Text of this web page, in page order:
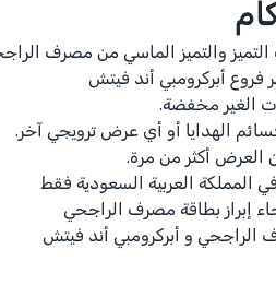
والتميز الماسي من مصرف
فروع أبركرومبي أند فيتش
الغير مخفضة.
الهدايا أو أي عرض ترويجي آخر.
العرض أكثر من مرة.
المملكة العربية السعودية فقط
إبراز بطاقة مصرف الراجحي
و أبركرومبي أند فيتش